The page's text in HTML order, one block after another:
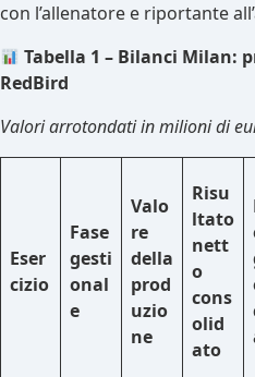
con l’allenatore e riportante
Tabella 1 – Bilanci Milan:
RedBird
Valori arrotondati in milioni di
Eser
cizio
Fase
gesti
onal
e
Valo
re
della
prod
uzio
ne
Risu
ltato
nett
o
cons
olid
ato